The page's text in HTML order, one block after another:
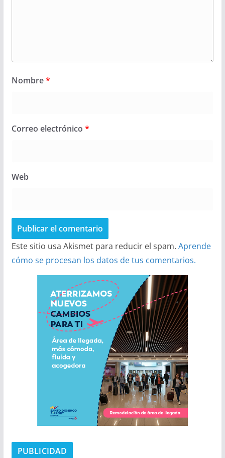
Nombre*
Correo electrónico *
Web
Este sitio usa Akismet para reducir el spam. Aprende
cómo se procesan los datos de tus comentarios.
PUBLICIDAD